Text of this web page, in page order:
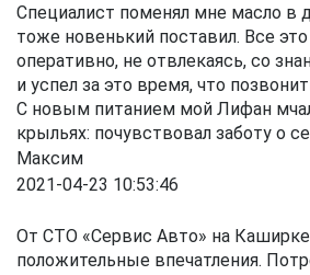
Специалист поменял мне масло в
тоже новенький поставил. Все
оперативно, не отвлекаясь, со
и успел за это время, что
С новым питанием мой Лифан
крыльях: почувствовал заботу о
Максим
2021-04-23 10:53:46
От СТО «Сервис Авто» на Каширке
положительные впечатления.